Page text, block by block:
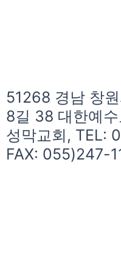
51268 경남 창
8길 38 대한예
성막교회, TEL:
FAX: 055)247-